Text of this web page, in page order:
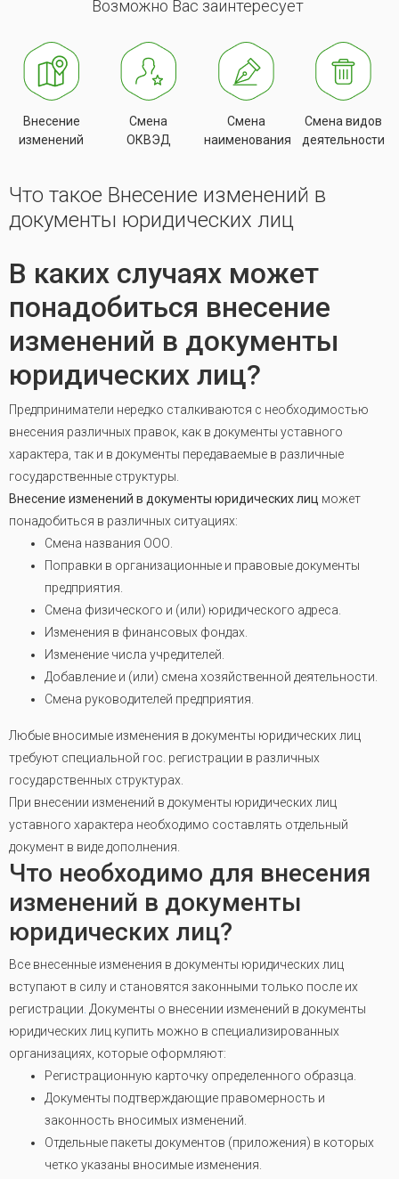
Возможно Вас заинтересует
Внесение
изменений
Смена
ОКВЭД
Смена
наименования
Смена видов
деятельности
Что такое Внесение изменений в
документы юридических лиц
В каких случаях может
понадобиться внесение
изменений в документы
юридических лиц?
Предприниматели нередко сталкиваются с необходимостью
внесения различных правок, как в документы уставного
характера, так и в документы передаваемые в различные
государственные структуры.
Внесение изменений в документы юридических лиц может
понадобиться в различных ситуациях:
Смена названия ООО.
Поправки в организационные и правовые документы
предприятия.
Смена физического и (или) юридического адреса.
Изменения в финансовых фондах.
Изменение числа учредителей.
Добавление и (или) смена хозяйственной деятельности.
Смена руководителей предприятия.
Любые вносимые изменения в документы юридических лиц
требуют специальной гос. регистрации в различных
государственных структурах.
При внесении изменений в документы юридических лиц
уставного характера необходимо составлять отдельный
документ в виде дополнения.
Что необходимо для внесения
изменений в документы
юридических лиц?
Все внесенные изменения в документы юридических лиц
вступают в силу и становятся законными только после их
регистрации Документы о внесении изменений в документы
юридических лиц купить можно в специализированных
организациях, которые оформляют:
Регистрационную карточку определенного образца.
Документы подтверждающие правомерность и
законность вносимых изменений.
Отдельные пакеты документов (приложения) в которых
четко указаны вносимые изменения.